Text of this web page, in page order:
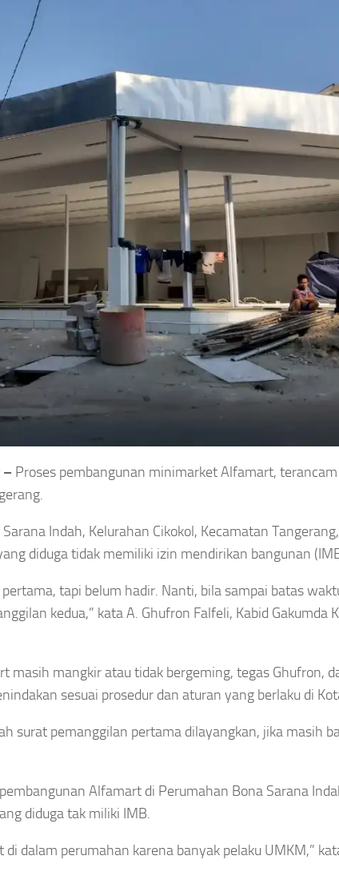
– Proses pembangunan minimarket Alfamart,
Indah, Kelurahan Cikokol, Kecamatan
diduga tidak memiliki izin mendirikan bangunan
tapi belum hadir. Nanti, bila sampai batas
kedua,” kata A. Ghufron Falfeli, Kabid Gakumda
masih mangkir atau tidak bergeming, tegas Ghufron,
sesuai prosedur dan aturan yang berlaku di
surat pemanggilan pertama dilayangkan, jika masih
Alfamart di Perumahan Bona Sarana
diduga tak miliki IMB.
dalam perumahan karena banyak pelaku UMKM,”